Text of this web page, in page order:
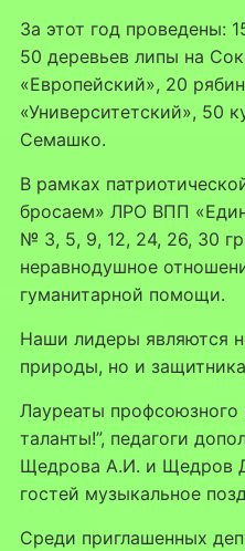
За этот год проведены:
50 деревьев липы на
«Европейский», 20
«Университетский», 50
Семашко.
В рамках
бросаем» ЛРО ВПП
№ 3, 5, 9, 12, 24, 26, 30
неравнодушное
гуманитарной помощи.
Наши лидеры являются
природы, но и
Лауреаты профсоюзного
таланты!”, педагоги
Щедрова А.И. и Щедров
гостей музыкальное
Среди приглашенных